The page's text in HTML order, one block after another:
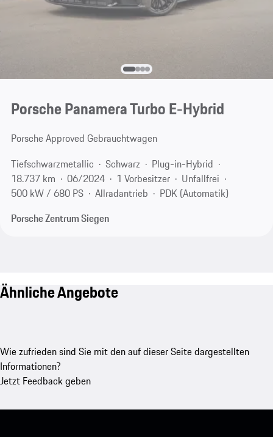
Porsche Panamera Turbo E-Hybrid
Porsche Approved Gebrauchtwagen
Tiefschwarzmetallic
Schwarz
Plug-in-Hybrid
18.737 km
06/2024 1 Vorbesitzer
Unfallfrei
500 kW / 680 PS
Allradantrieb
PDK (Automatik)
Porsche Zentrum Siegen
Ähnliche Angebote
Wie zufrieden sind Sie mit den auf dieser Seite dargestellten
Informationen?
Jetzt Feedback geben